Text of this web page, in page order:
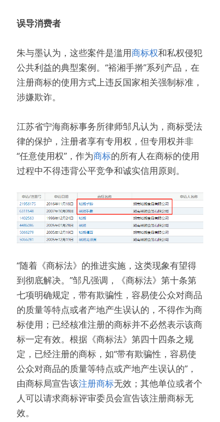
误导消费者
朱与墨认为，这些案件是滥用商标权和私权侵犯
公共利益的典型案例。“裕湘手擀”系列产品，在
注册商标的使用方式上违反国家相关强制标准，
涉嫌欺诈。
江苏省宁海商标事务所律师邹凡认为，商标受法
律的保护，注册者享有专用权，但专用权并非
“任意使用权”，作为商标的所有人在商标的使用
过程中不得违背公平竞争和诚实信用原则。
“随着《商标法》的推进实施，这类现象有望得
到彻底解决。”邹凡强调，《商标法》第十条第
七项明确规定，带有欺骗性，容易使公众对商品
的质量等特点或者产地产生误认的，不得作为商
标使用；已经核准注册的商标并不必然表示该商
标一定有效。根据《商标法》第四十四条之规
定，已经注册的商标，如“带有欺骗性，容易使
公众对商品的质量等特点或产地产生误认的”，
由商标局宣告该注册商标无效；其他单位或者个
人可以请求商标评审委员会宣告该注册商标无
效。